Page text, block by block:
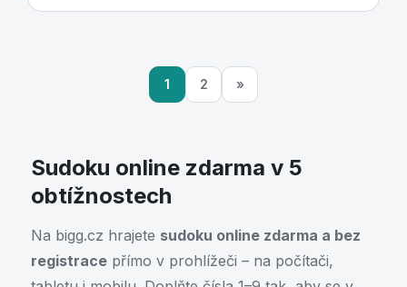
1 2 »
Sudoku online zdarma v 5
obtížnostech
Na bigg.cz hrajete sudoku online zdarma a bez
registrace přímo v prohlížeči – na počítači,